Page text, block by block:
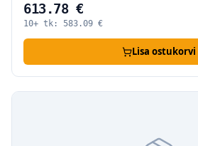
613.78 €
10+ tk: 583.09 €
Lisa ostukorvi